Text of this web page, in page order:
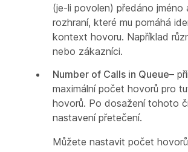
(je-li povolen) předáno jméno
rozhraní, které mu pomáhá
kontext hovoru. Například
nebo zákazníci.
Number of Calls in Queue–
maximální počet hovorů pro
hovorů. Po dosažení tohoto
nastavení přetečení.
Můžete nastavit počet